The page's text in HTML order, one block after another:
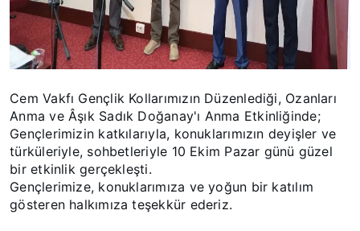
Cem Vakfı Gençlik Kollarımızın Düzenlediği, Ozanları
Anma ve Âşık Sadık Doğanay'ı Anma Etkinliğinde;
Gençlerimizin katkılarıyla, konuklarımızın deyişler ve
türküleriyle, sohbetleriyle 10 Ekim Pazar günü güzel
bir etkinlik gerçekleşti.
Gençlerimize, konuklarımıza ve yoğun bir katılım
gösteren halkımıza teşekkür ederiz.